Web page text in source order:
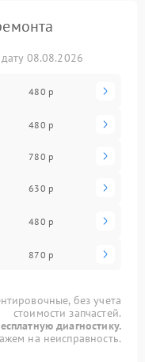
08.08.2026
480 р
480 р
780 р
630 р
480 р
870 р
без учета
стоимости запчастей.
диагностику.
на неисправность.